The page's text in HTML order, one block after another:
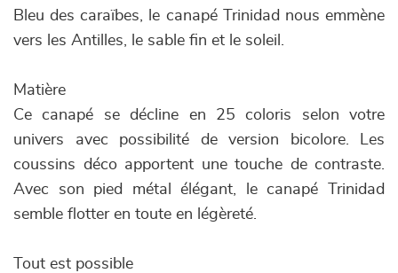
Bleu des caraïbes, le canapé Trinidad nous emmène
vers les Antilles, le sable fin et le soleil.
Matière
Ce canapé se décline en 25 coloris selon votre
univers avec possibilité de version bicolore. Les
coussins déco apportent une touche de contraste.
Avec son pied métal élégant, le canapé Trinidad
semble flotter en toute en légèreté.
Tout est possible